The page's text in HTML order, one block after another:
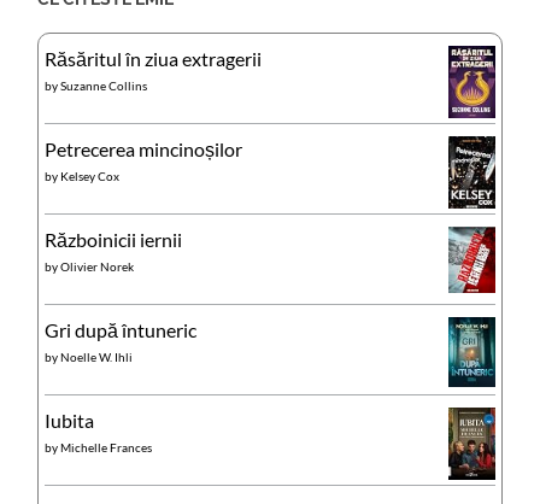
Răsăritul în ziua extragerii
bySuzanne Collins
Petrecerea mincinoșilor
by Kelsey Cox
Războinicii iernii
byOlivier Norek
Gri după întuneric
byNoelle W. Ihli
Iubita
byMichelle Frances